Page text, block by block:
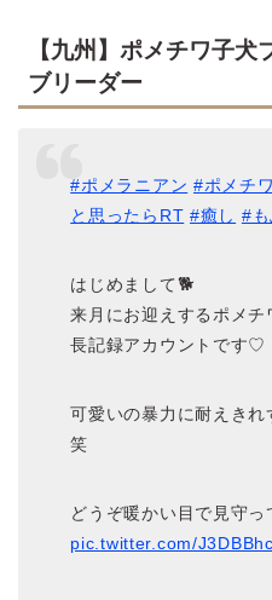
【九州】ポメチワ子
ブリーダー
#ポメラニアン #ポメチワ
と思ったらRT #癒し #
はじめまして🐕
来月にお迎えするポメ
長記録アカウントです♡
可愛いの暴力に耐えきれ
笑
どうぞ暖かい目で見守っ
pic.twitter.com/